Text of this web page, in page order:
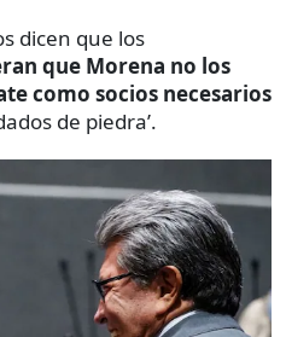
dicen que los
que Morena no los
como socios necesarios
de piedra’.